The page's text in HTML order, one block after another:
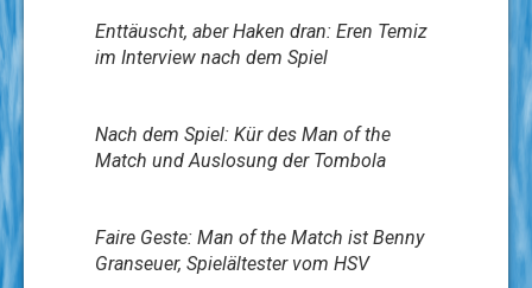
Enttäuscht, aber Haken dran: Eren Temiz
im Interview nach dem Spiel
Nach dem Spiel: Kür des Man of the
Match und Auslosung der Tombola
Faire Geste: Man of the Match ist Benny
Granseuer, Spielältester vom HSV